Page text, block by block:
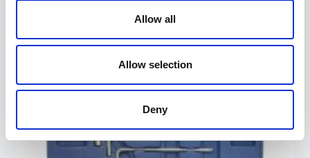
Allow all
Allow selection
Deny